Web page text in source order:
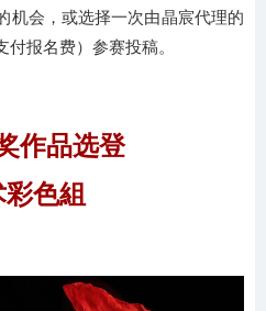
机会，或选择一次由晶宸代理的
报名费）参赛投稿。
作品选登
色組